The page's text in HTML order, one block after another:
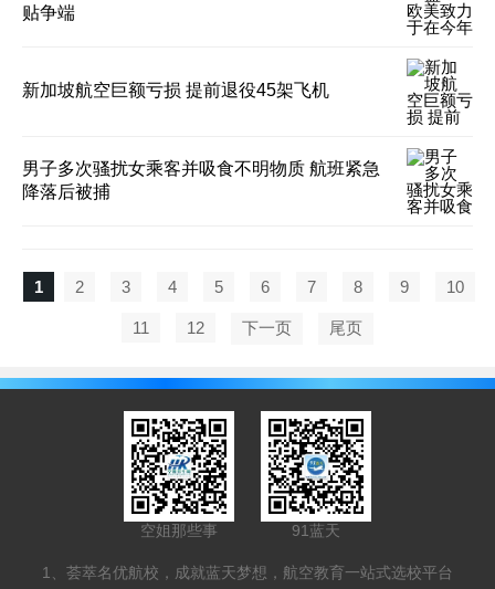
贴争端
新加坡航空巨额亏损 提前退役45架飞机
男子多次骚扰女乘客并吸食不明物质 航班紧急
降落后被捕
1 2 3 4 5 6 7 8 9 10
11 12 下一页 尾页
空姐那些事 91蓝天
1、荟萃名优航校，成就蓝天梦想，航空教育一站式选校平台